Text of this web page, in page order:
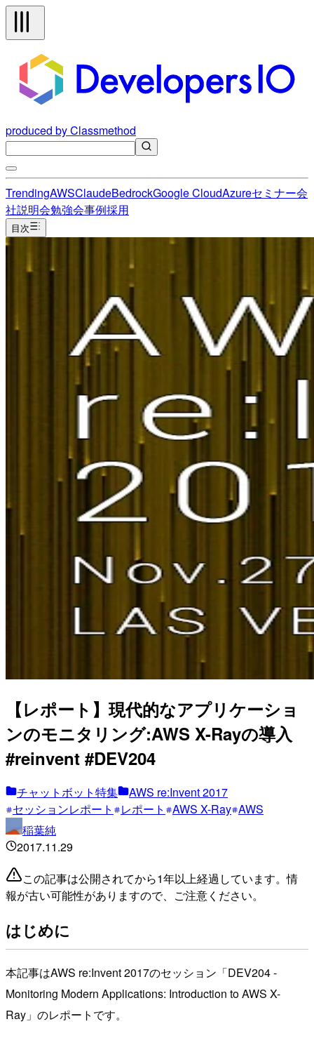
produced by Classmethod
TrendingAWSClaudeBedrockGoogle CloudAzureセミナー会
社説明会勉強会事例採用
目次
【レポート】現代的なアプリケーショ
ンのモニタリング:AWS X-Rayの導入
#reinvent #DEV204
チャットボット特集
AWS re:Invent 2017
セッションレポート
レポート AWS X-Ray AWS
稲葉純
2017.11.29
この記事は公開されてから1年以上経過しています。情
報が古い可能性がありますので、ご注意ください。
はじめに
本記事はAWS re:Invent 2017のセッション「DEV204 -
Monitoring Modern Applications: Introduction to AWS X-
Ray」のレポートです。